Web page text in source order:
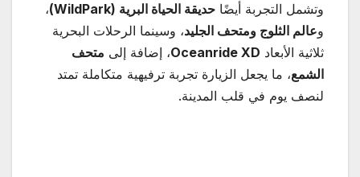
وتشمل التجربة أيضًا حديقة الحياة البرية (WildPark)
،
وعالم الثلوج ومتحف الجليد، وسينما الرحلات البحرية
ثلاثية الأبعاد Oceanride XD، إضافة إلى متحف
الشمع، ما يجعل الزيارة تجربة ترفيهية متكاملة تمتد
لنصف يوم في قلب المدينة.